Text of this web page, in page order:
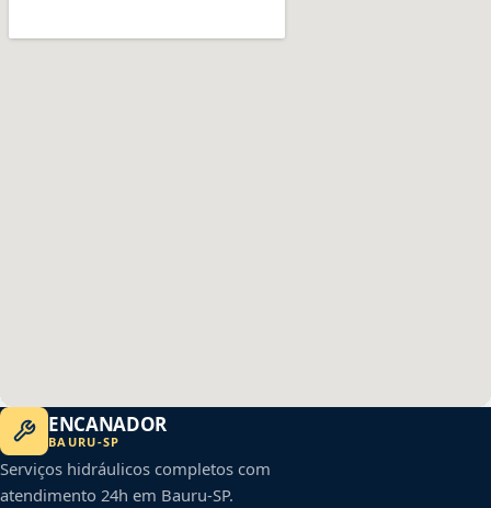
ENCANADOR
BAURU-SP
Serviços hidráulicos completos com
atendimento 24h em Bauru-SP.